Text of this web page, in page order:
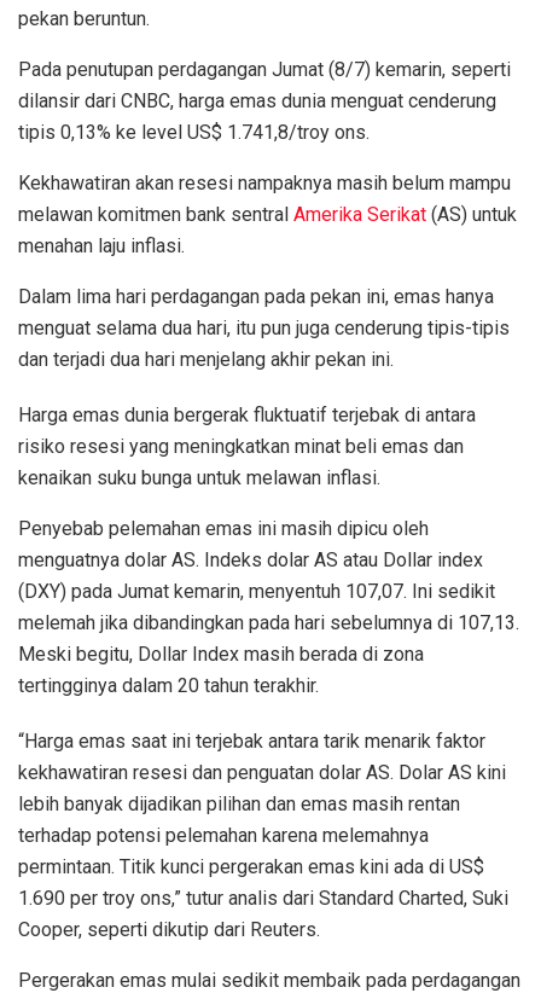
pekan beruntun.
Pada penutupan perdagangan Jumat (8/7) kemarin, seperti
dilansir dari CNBC, harga emas dunia menguat cenderung
tipis 0,13% ke level US$ 1.741,8/troy ons.
Kekhawatiran akan resesi nampaknya masih belum mampu
melawan komitmen bank sentral Amerika Serikat (AS) untuk
menahan laju inflasi.
Dalam lima hari perdagangan pada pekan ini, emas hanya
menguat selama dua hari, itu pun juga cenderung tipis-tipis
dan terjadi dua hari menjelang akhir pekan ini.
Harga emas dunia bergerak fluktuatif terjebak di antara
risiko resesi yang meningkatkan minat beli emas dan
kenaikan suku bunga untuk melawan inflasi.
Penyebab pelemahan emas ini masih dipicu oleh
menguatnya dolar AS. Indeks dolar AS atau Dollar index
(DXY) pada Jumat kemarin, menyentuh 107,07. Ini sedikit
melemah jika dibandingkan pada hari sebelumnya di 107,13.
Meski begitu, Dollar Index masih berada di zona
tertingginya dalam 20 tahun terakhir.
“Harga emas saat ini terjebak antara tarik menarik faktor
kekhawatiran resesi dan penguatan dolar AS. Dolar AS kini
lebih banyak dijadikan pilihan dan emas masih rentan
terhadap potensi pelemahan karena melemahnya
permintaan. Titik kunci pergerakan emas kini ada di US$
1.690 per troy ons,” tutur analis dari Standard Charted, Suki
Cooper, seperti dikutip dari Reuters.
Pergerakan emas mulai sedikit membaik pada perdagangan